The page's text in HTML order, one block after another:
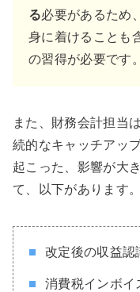
る必要があるため
身に着けることも
の習得が必要です。
また、財務会計担当
続的なキャッチアッ
起こった、影響が大
て、以下があります。
改定後の収益認
消費税インボイ